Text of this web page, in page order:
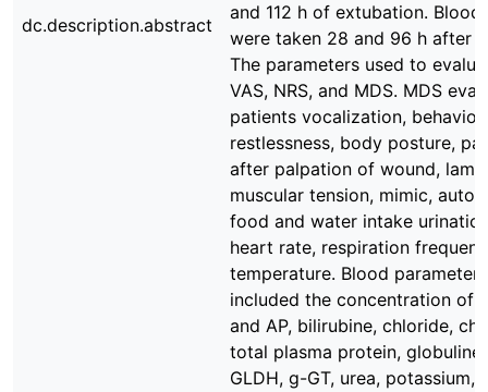
dc.description.abstract
and 112 h of extubation. Blood
were taken 28 and 96 h after
The parameters used to
VAS, NRS, and MDS. MDS
patients vocalization, behavior,
restlessness, body posture,
after palpation of wound,
muscular tension, mimic, auto
food and water intake
heart rate, respiration
temperature. Blood
included the concentration of
and AP, bilirubine, chloride,
total plasma protein,
GLDH, g-GT, urea, potassium,